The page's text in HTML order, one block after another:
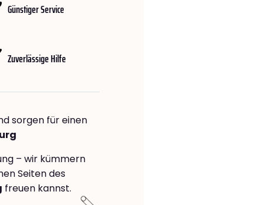
Günstiger Service
Zuverlässige Hilfe
sorgen für einen
– wir kümmern
Seiten des
freuen kannst.